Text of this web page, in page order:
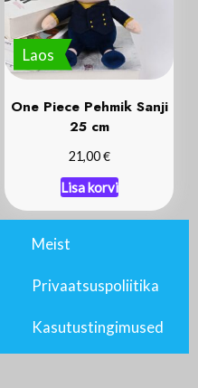
Laos
One Piece Pehmik Sanji
25 cm
21,00€
Lisa korvi
Meist
Privaatsuspoliitika
Kasutustingimused